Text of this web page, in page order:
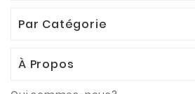
Par Catégorie
À Propos